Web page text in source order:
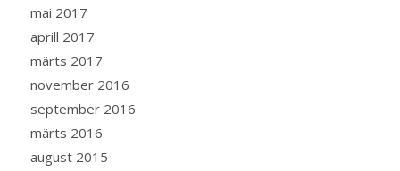
mai 2017
aprill 2017
märts 2017
november 2016
september 2016
märts 2016
august 2015